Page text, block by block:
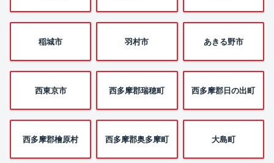
稲城市 羽村市 あきる野市
西東京市 西多摩郡瑞穂町 西多摩郡日の出町
西多摩郡檜原村 西多摩郡奥多摩町 大島町